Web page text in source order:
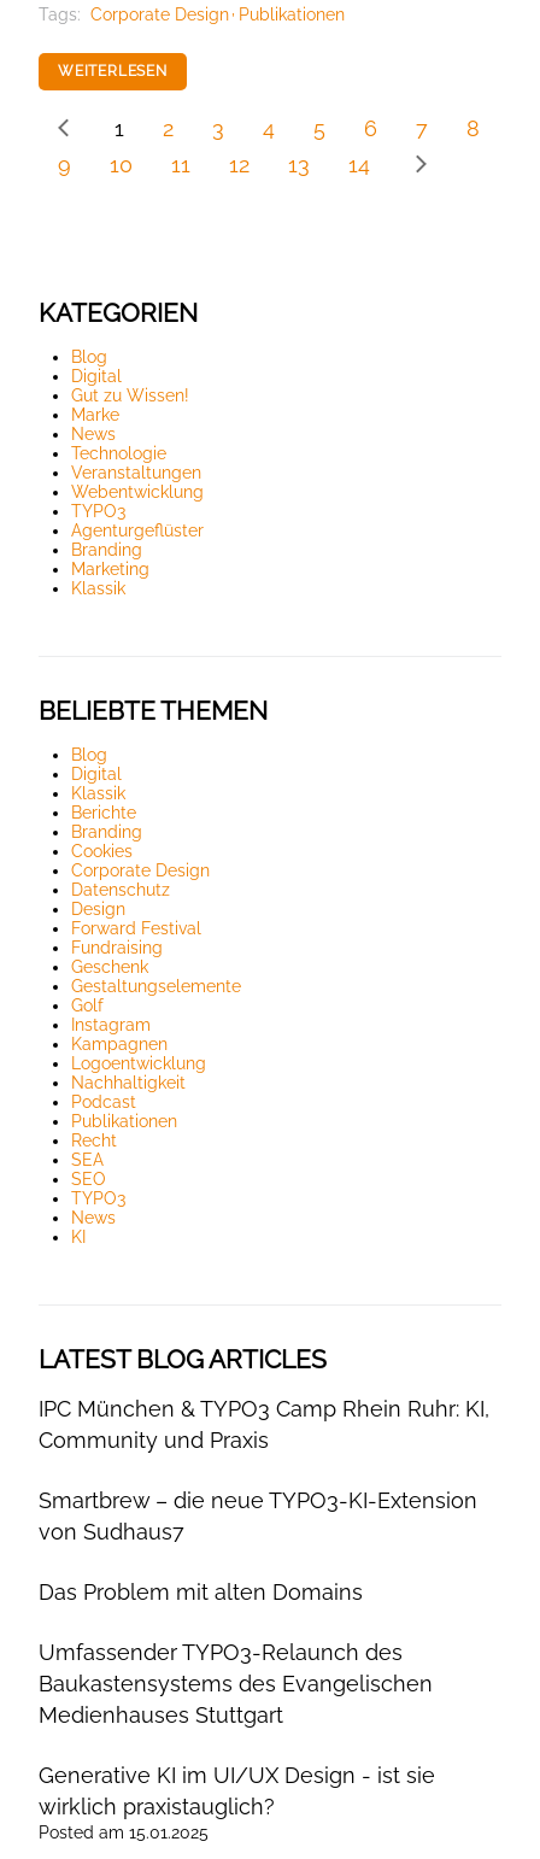
Tags: Corporate Design Publikationen
WEITERLESEN
1 2 3 4 5 6 7
8
9
10 11 12 13 14
KATEGORIEN
Blog
Digital
Gut zu Wissen!
Marke
News
Technologie
Veranstaltungen
Webentwicklung
TYPO3
Agenturgeflüster
Branding
Marketing
Klassik
BELIEBTE THEMEN
Blog
Digital
Klassik
Berichte
Branding
Cookies
Corporate Design
Datenschutz
Design
Forward Festival
Fundraising
Geschenk
Gestaltungselemente
Golf
Instagram
Kampagnen
Logoentwicklung
Nachhaltigkeit
Podcast
Publikationen
Recht
SEA
SEO
TYPO3
News
KI
LATEST BLOG ARTICLES
IPC München & TYPO3 Camp Rhein Ruhr: KI,
Community und Praxis
Smartbrew – die neue TYPO3-KI-Extension
von Sudhaus7
Das Problem mit alten Domains
Umfassender TYPO3-Relaunch des
Baukastensystems des Evangelischen
Medienhauses Stuttgart
Generative KI im UI/UX Design - ist sie
wirklich praxistauglich?
Posted am 15.01.2025